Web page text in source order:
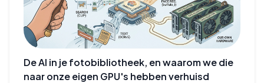
De AI in je fotobibliotheek, en waarom we die
naar onze eigen GPU's hebben verhuisd